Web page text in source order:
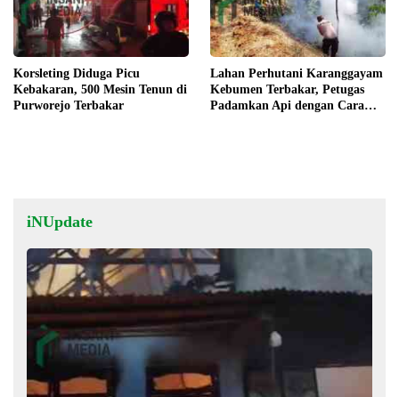
Korsleting Diduga Picu
Kebakaran, 500 Mesin Tenun di
Purworejo Terbakar
Lahan Perhutani Karanggayam
Kebumen Terbakar, Petugas
Padamkan Api dengan Cara
iNUpdate